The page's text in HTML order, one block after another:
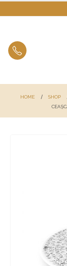
HOME SHOP